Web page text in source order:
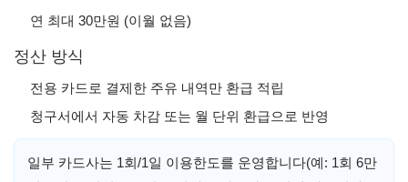
연 최대 30만원 (이월 없음)
정산 방식
전용 카드로 결제한 주유 내역만 환급 적립
청구서에서 자동 차감 또는 월 단위 환급으로 반영
일부 카드사는 1회/1일 이용한도를 운영합니다(예: 1회 6만